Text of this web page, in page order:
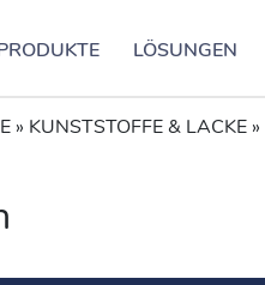
LÖSUNGEN
» KUNSTSTOFFE & LACKE »